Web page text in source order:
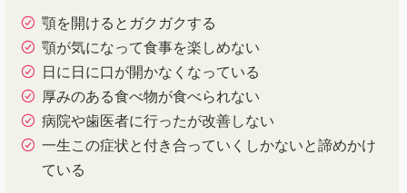
顎を開けるとガクガクする
顎が気になって食事を楽しめない
日に日に口が開かなくなっている
厚みのある食べ物が食べられない
病院や歯医者に行ったが改善しない
一生この症状と付き合っていくしかないと諦めかけ
ている